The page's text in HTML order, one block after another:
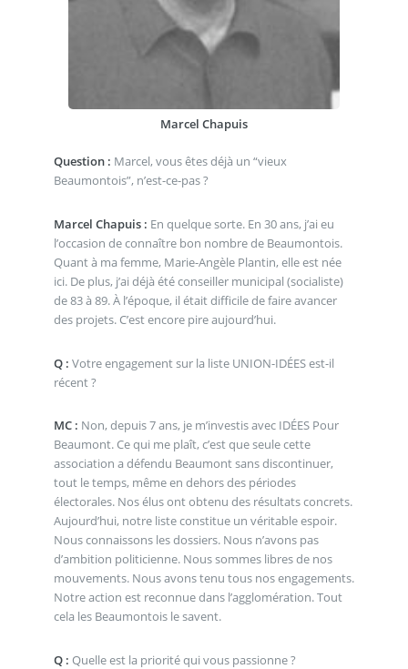
Marcel Chapuis
Question : Marcel, vous êtes déjà un “vieux
Beaumontois”, n’est-ce-pas ?
Marcel Chapuis : En quelque sorte. En 30 ans, j’ai eu
l’occasion de connaître bon nombre de Beaumontois.
Quant à ma femme, Marie-Angèle Plantin, elle est née
ici. De plus, j’ai déjà été conseiller municipal (socialiste)
de 83 à 89. À l’époque, il était difficile de faire avancer
des projets. C’est encore pire aujourd’hui.
Q : Votre engagement sur la liste UNION-IDÉES est-il
récent ?
MC : Non, depuis 7 ans, je m’investis avec IDÉES Pour
Beaumont. Ce qui me plaît, c’est que seule cette
association a défendu Beaumont sans discontinuer,
tout le temps, même en dehors des périodes
électorales. Nos élus ont obtenu des résultats concrets.
Aujourd’hui, notre liste constitue un véritable espoir.
Nous connaissons les dossiers. Nous n’avons pas
d’ambition politicienne. Nous sommes libres de nos
mouvements. Nous avons tenu tous nos engagements.
Notre action est reconnue dans l’agglomération. Tout
cela les Beaumontois le savent.
Q : Quelle est la priorité qui vous passionne ?